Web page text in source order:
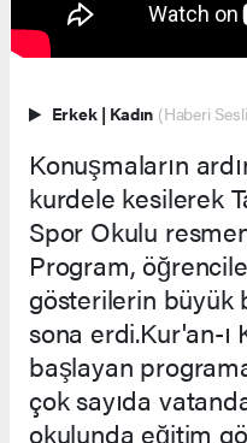
Erkek | Kadın (Haberi
Konuşmaların
kurdele kesilerek
Spor Okulu
Program,
gösterilerin büyük
sona erdi.Kur'an-ı
başlayan
çok sayıda
okulunda eğitim